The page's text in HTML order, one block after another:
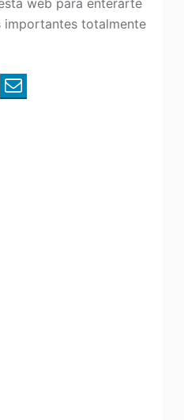
web para enterarte
importantes totalmente